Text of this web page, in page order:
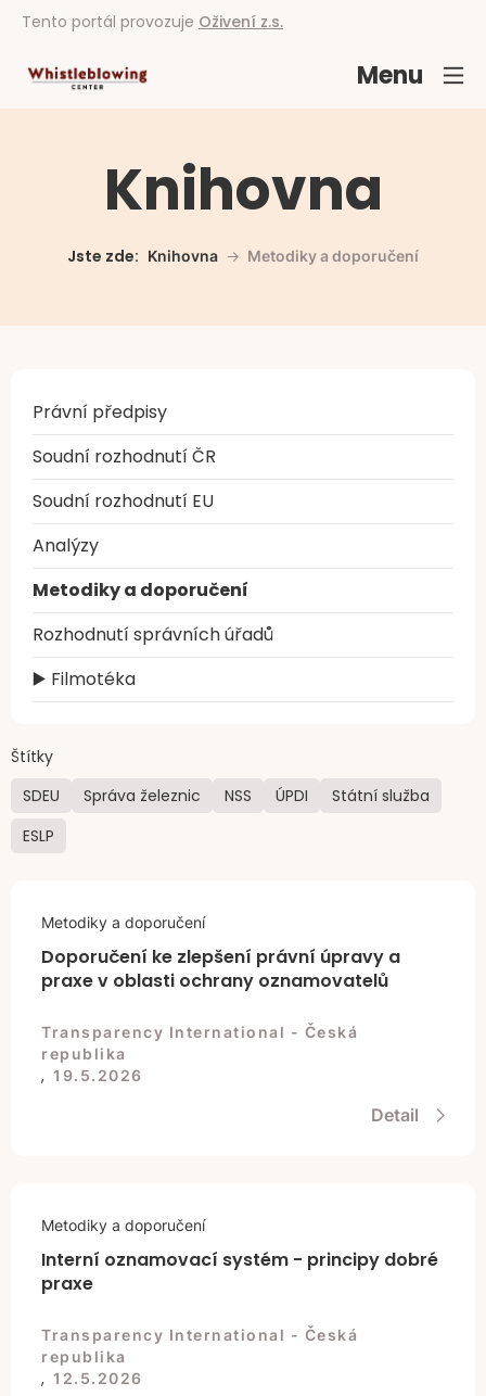
Tento portál provozuje Oživení z.s.
Menu
Knihovna
Jste zde: Knihovna Metodiky a doporučení
Právní předpisy
Soudní rozhodnutí ČR
Soudní rozhodnutí EU
Analýzy
Metodiky a doporučení
Rozhodnutí správních úřadů
▶️ Filmotéka
Štítky
SDEU
Správa železnic NSS ÚPDI
Státní služba
ESLP
Metodiky a doporučení
Doporučení ke zlepšení právní úpravy a
praxe v oblasti ochrany oznamovatelů
Transparency International - Česká
republika
, 19.5.2026
Detail
Metodiky a doporučení
Interní oznamovací systém - principy dobré
praxe
Transparency International - Česká
republika
, 12.5.2026